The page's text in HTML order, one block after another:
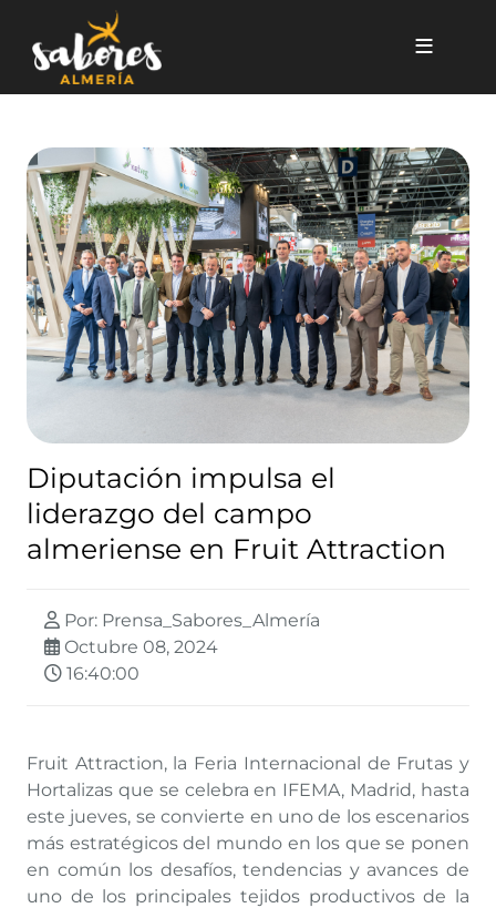
Diputación impulsa el
Diputación impulsa el
liderazgo del campo
almeriense en Fruit Attraction
Por: Prensa_Sabores_Almería
Octubre 08, 2024
16:40:00
Fruit Attraction, la Feria Internacional de Frutas y
Hortalizas que se celebra en IFEMA, Madrid, hasta
este jueves, se convierte en uno de los escenarios
más estratégicos del mundo en los que se ponen
en común los desafíos, tendencias y avances de
uno de los principales tejidos productivos de la